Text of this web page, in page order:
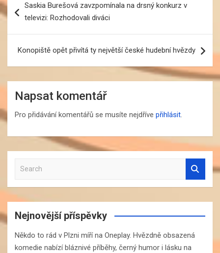
proSaskia Burešová zavzpomínala na drsný konkurz v
televizi: Rozhodovali diváci
Konopiště opět přivítá ty největší české hudební hvězdy
Napsat komentář
Pro přidávání komentářů se musíte nejdříve přihlásit.
a
r
c
Nejnovější příspěvky
Někdo to rád v Plzni míří na Oneplay. Hvězdně obsazená
komedie nabízí bláznivé příběhy, černý humor i lásku na